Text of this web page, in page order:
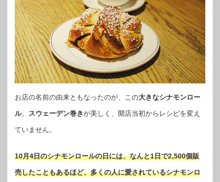
お店の名前の由来ともなったのが、この大きなシナモンロー
ル。 スウェーデン巻きが美しく、開店当初からレシピを変え
ていません。
10月4日のシナモンロールの日には、なんと1日で2,500個販
売したこともあるほど、多くの人に愛されているシナモンロ